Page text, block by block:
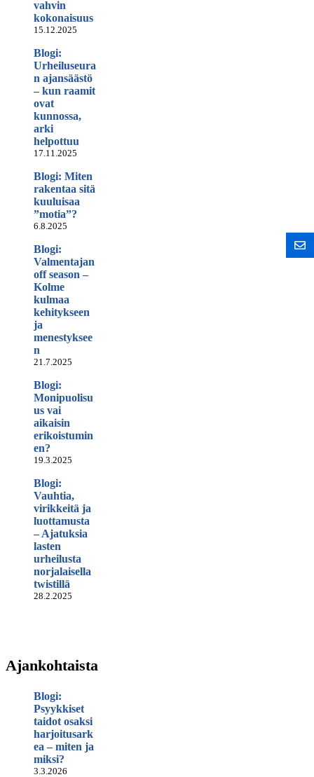
vahvin
kokonaisuus
15.12.2025
Blogi:
Urheiluseura
n ajansäästö
– kun raamit
ovat
kunnossa,
arki
helpottuu
17.11.2025
Blogi: Miten
rakentaa sitä
kuuluisaa
”motia”?
6.8.2025
Blogi:
Valmentajan
off season –
Kolme
kulmaa
kehitykseen
ja
menestyksee
n
21.7.2025
Blogi:
Monipuolisu
us vai
aikaisin
erikoistumin
en?
19.3.2025
Blogi:
Vauhtia,
virikkeitä ja
luottamusta
– Ajatuksia
lasten
urheilusta
norjalaisella
twistillä
28.2.2025
Ajankohtaista
Blogi:
Psyykkiset
taidot osaksi
harjoitusark
ea – miten ja
miksi?
3.3.2026